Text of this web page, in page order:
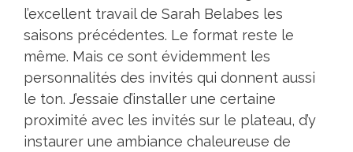
l’excellent travail de Sarah Belabes les
saisons précédentes. Le format reste le
même. Mais ce sont évidemment les
personnalités des invités qui donnent aussi
le ton. J’essaie d’installer une certaine
proximité avec les invités sur le plateau, d’y
instaurer une ambiance chaleureuse de